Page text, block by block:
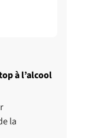
à l’alcool
la